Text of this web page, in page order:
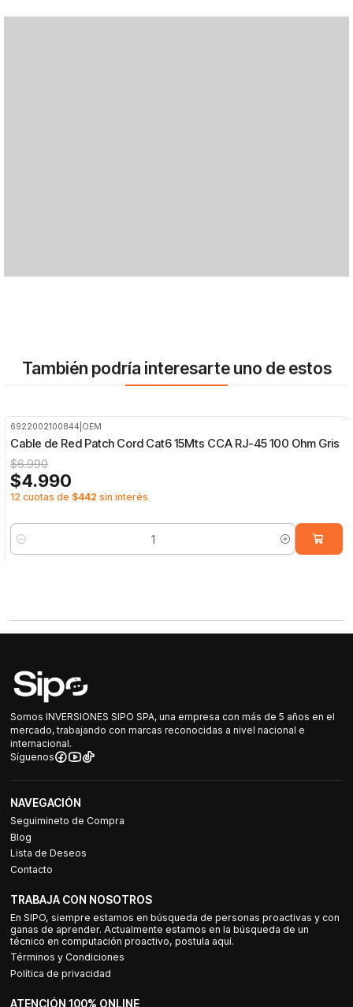
También podría interesarte uno de estos
6922002100844 OEM
Cable de Red Patch Cord Cat6 15Mts CCA RJ-45 100 Ohm Gris
$6.990
$4.990
12 cuotas de $442 sin interés
Cantidad
Somos INVERSIONES SIPO SPA, una empresa con más de 5 años en el
mercado, trabajando con marcas reconocidas a nivel nacional e
internacional.
Síguenos
NAVEGACIÓN
Seguimineto de Compra
Blog
Lista de Deseos
Contacto
TRABAJA CON NOSOTROS
En SIPO, siempre estamos en búsqueda de personas proactivas y con
ganas de aprender. Actualmente estamos en la búsqueda de un
técnico en computación proactivo, postula aquí.
Términos y Condiciones
Política de privacidad
ATENCIÓN 100% ONLINE